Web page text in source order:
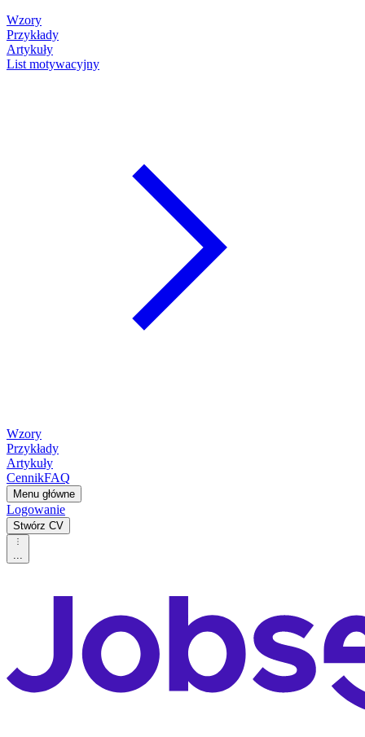
Wzory
Przykłady
Artykuły
List motywacyjny
Wzory
Przykłady
Artykuły
CennikFAQ
Menu główne
Logowanie
Stwórz CV
...